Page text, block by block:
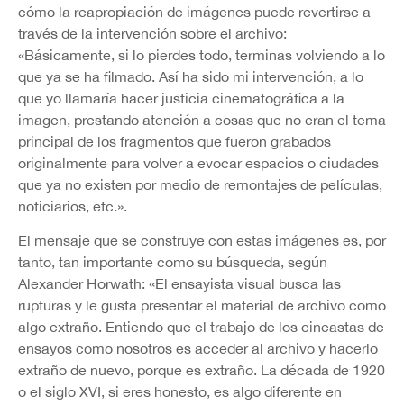
cómo la reapropiación de imágenes puede revertirse a
través de la intervención sobre el archivo:
«Básicamente, si lo pierdes todo, terminas volviendo a lo
que ya se ha filmado. Así ha sido mi intervención, a lo
que yo llamaría hacer justicia cinematográfica a la
imagen, prestando atención a cosas que no eran el tema
principal de los fragmentos que fueron grabados
originalmente para volver a evocar espacios o ciudades
que ya no existen por medio de remontajes de películas,
noticiarios, etc.».
El mensaje que se construye con estas imágenes es, por
tanto, tan importante como su búsqueda, según
Alexander Horwath: «El ensayista visual busca las
rupturas y le gusta presentar el material de archivo como
algo extraño. Entiendo que el trabajo de los cineastas de
ensayos como nosotros es acceder al archivo y hacerlo
extraño de nuevo, porque es extraño. La década de 1920
o el siglo XVI, si eres honesto, es algo diferente en